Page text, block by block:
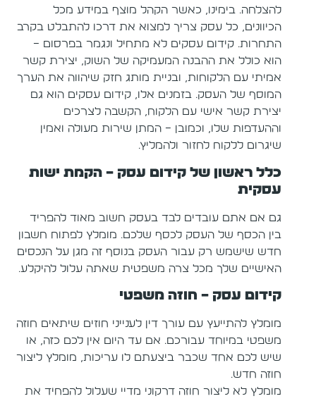
להצלחה. בימינו, כאשר הקהל מוצף במידע מכל
הכיוונים, כל עסק צריך למצוא את דרכו להתבלט בקרב
התחרות. קידום עסקים לא מתחיל ונגמר בפרסום –
הוא כולל את ההבנה המעמיקה של השוק, יצירת קשר
אמיתי עם הלקוחות, ובניית מותג חזק שיהווה את הערך
המוסף של העסק. בזמנים אלו, קידום עסקים הוא גם
יצירת קשר אישי עם הלקוח, הקשבה לצרכים
וההעדפות שלו, וכמובן – המתן שירות מעולה ואמין
שיגרום ללקוח לחזור ולהמליץ.
כלל ראשון של קידום עסק – הקמת ישות
עסקית
גם אם אתם עובדים לבד בעסק חשוב מאוד להפריד
בין הכסף של העסק לכסף שלכם. מומלץ לפתוח חשבון
חדש שישמש רק עבור העסק בנוסף זה מגן על הנכסים
האישיים שלך מכל צרה משפטית שאתה עלול להיקלע.
קידום עסק – חוזה משפטי
מומלץ להתייעץ עם עורך דין לענייני חוזים שיתאים חוזה
משפטי במיוחד עבורכם. אם עד היום אין לכם כזה, או
שיש לכם אחד שכבר ביצעתם לו עריכות, מומלץ ליצור
חוזה חדש.
מומלץ לא ליצור חוזה דרקוני מדיי שעלול להפחיד את